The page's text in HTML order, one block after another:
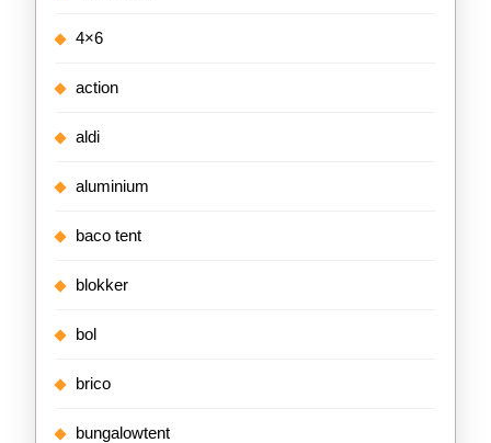
4×6
action
aldi
aluminium
baco tent
blokker
bol
brico
bungalowtent